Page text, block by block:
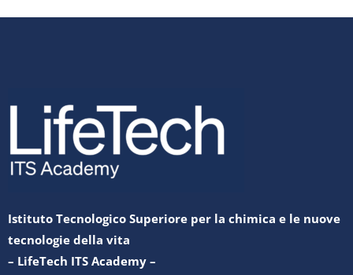
Istituto Tecnologico Superiore per la chimica e le nuove
tecnologie della vita
– LifeTech ITS Academy –